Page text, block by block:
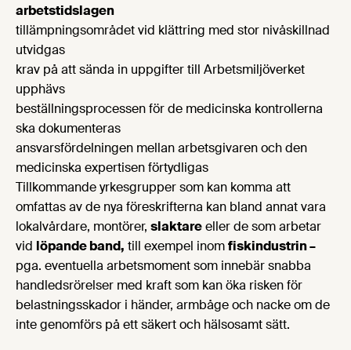
arbetstidslagen
tillämpningsområdet vid klättring med stor nivåskillnad
utvidgas
krav på att sända in uppgifter till Arbetsmiljöverket
upphävs
beställningsprocessen för de medicinska kontrollerna
ska dokumenteras
ansvarsfördelningen mellan arbetsgivaren och den
medicinska expertisen förtydligas
Tillkommande yrkesgrupper som kan komma att
omfattas av de nya föreskrifterna kan bland annat vara
lokalvårdare, montörer, slaktareeller de som arbetar
vid löpande band, till exempel inomfiskindustrin –
pga. eventuella arbetsmoment som innebär snabba
handledsrörelser med kraft som kan öka risken för
belastningsskador i händer, armbåge och nacke om de
inte genomförs på ett säkert och hälsosamt sätt.